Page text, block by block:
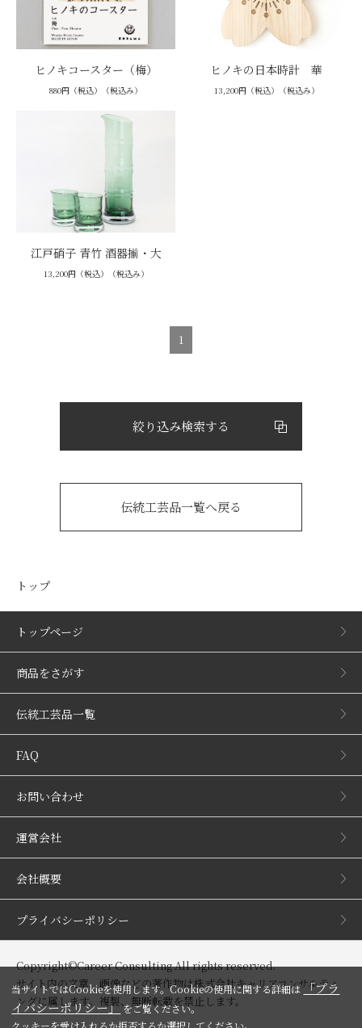
ヒノキコースター（梅）
880円（税込）（税込み）
ヒノキの日本時計 華
13,200円（税込）（税込み）
江戸硝子 青竹 酒器揃・大
13,200円（税込）（税込み）
1
絞り込み検索する
伝統工芸品一覧へ戻る
トップ
トップページ
商品をさがす
伝統工芸品一覧
FAQ
お問い合わせ
運営会社
会社概要
プライバシーポリシー
Copyright©Career Consulting All rights reserved.
サイト内の文章、画像などの著作物は株式会社キャリアコンサルティ
ングに属します。複製、無断転載を禁止します。
当サイトではCookieを使用します。Cookieの使用に関する詳細は「プラ
イバシーポリシー」をご覧ください。
クッキーを受け入れるか拒否するか選択してください。